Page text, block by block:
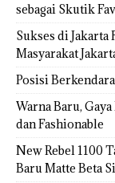
sebagai Skutik
Sukses di
Masyarakat
Posisi
Warna Baru,
dan Fashionable
New Rebel 1100
Baru Matte Beta